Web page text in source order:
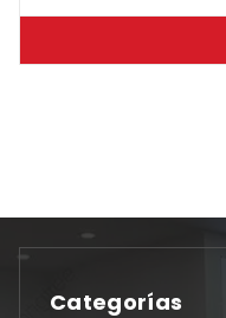
Categorías